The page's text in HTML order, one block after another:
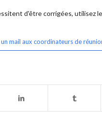
d'être corrigées, utilisez
mail aux coordinateurs de